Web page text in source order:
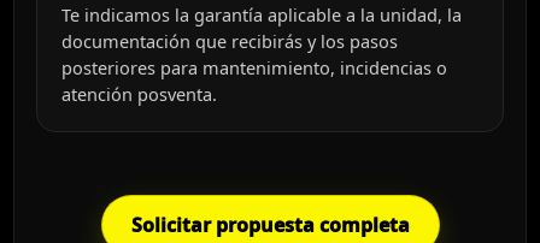
Te indicamos la garantía aplicable a la unidad, la
documentación que recibirás y los pasos
posteriores para mantenimiento, incidencias o
atención posventa.
Solicitar propuesta completa